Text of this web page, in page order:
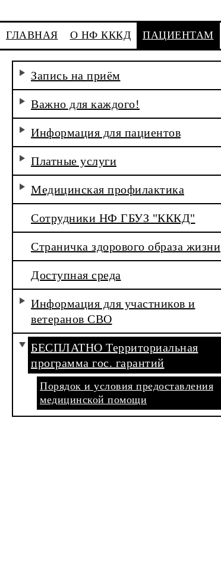
ГЛАВНАЯ О НФ КККД ПАЦИЕНТАМ
Запись на приём
Важно для каждого!
Информация для пациентов
Платные услуги
Медицинская профилактика
Сотрудники НФ ГБУЗ "КККД"
Страничка здорового образа жизни
Доступная среда
Информация для участников и
ветеранов СВО
БЕСПЛАТНО Территориальная
программа гос. гарантий
Порядок и условия предоставления
медицинской помощи